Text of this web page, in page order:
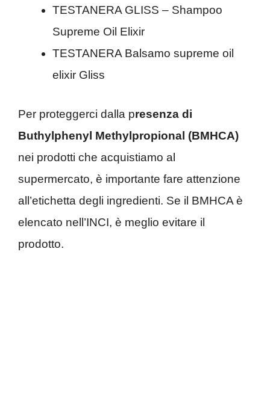
TESTANERA GLISS – Shampoo
Supreme Oil Elixir
TESTANERA Balsamo supreme oil
elixir Gliss
Per proteggerci dalla presenza di
Buthylphenyl Methylpropional (BMHCA)
nei prodotti che acquistiamo al
supermercato, è importante fare attenzione
all’etichetta degli ingredienti. Se il BMHCA è
elencato nell’INCI, è meglio evitare il
prodotto.